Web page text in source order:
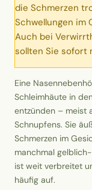
Blüten-Finder
Phänologie-
Vogelstimmen
Gartenplaner
Düngeberater
Challenges
die Schmerzen
Schwellungen im
Auch bei
sollten Sie sofort
Eine
Schleimhäute in
entzünden – meist
Schnupfens. Sie
Schmerzen im
manchmal
ist weit verbreitet
häufig auf.